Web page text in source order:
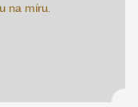
na míru.